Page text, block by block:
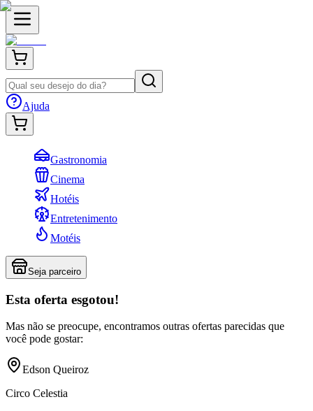
Ajuda
Gastronomia
Cinema
Hotéis
Entretenimento
Motéis
Seja parceiro
Esta oferta esgotou!
Mas não se preocupe, encontramos outras ofertas parecidas que
você pode gostar:
Edson Queiroz
Circo Celestia